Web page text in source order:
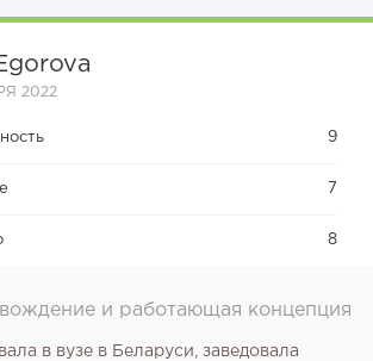
2022
9
7
8
и работающая концепция
в вузе в Беларуси, заведовала